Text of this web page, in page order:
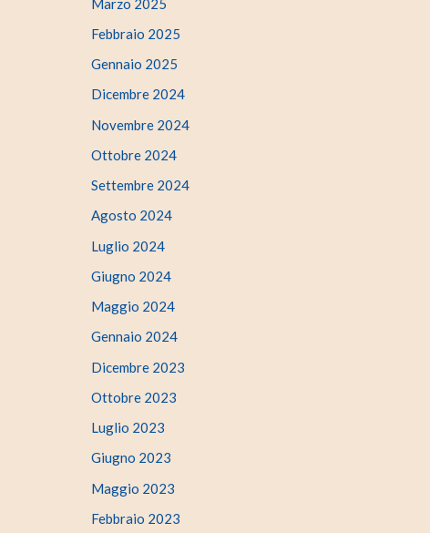
Marzo 2025
Febbraio 2025
Gennaio 2025
Dicembre 2024
Novembre 2024
Ottobre 2024
Settembre 2024
Agosto 2024
Luglio 2024
Giugno 2024
Maggio 2024
Gennaio 2024
Dicembre 2023
Ottobre 2023
Luglio 2023
Giugno 2023
Maggio 2023
Febbraio 2023